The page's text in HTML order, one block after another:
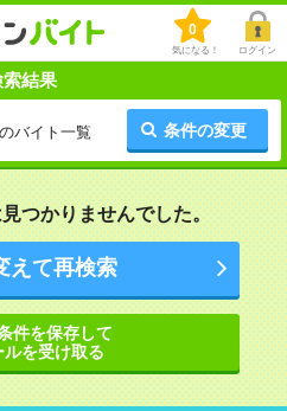
0
気になる！ ログイン
索結果
バイト一覧 条件の変更
つかりませんでした。
えて再検索
件を保存して
ルを受け取る